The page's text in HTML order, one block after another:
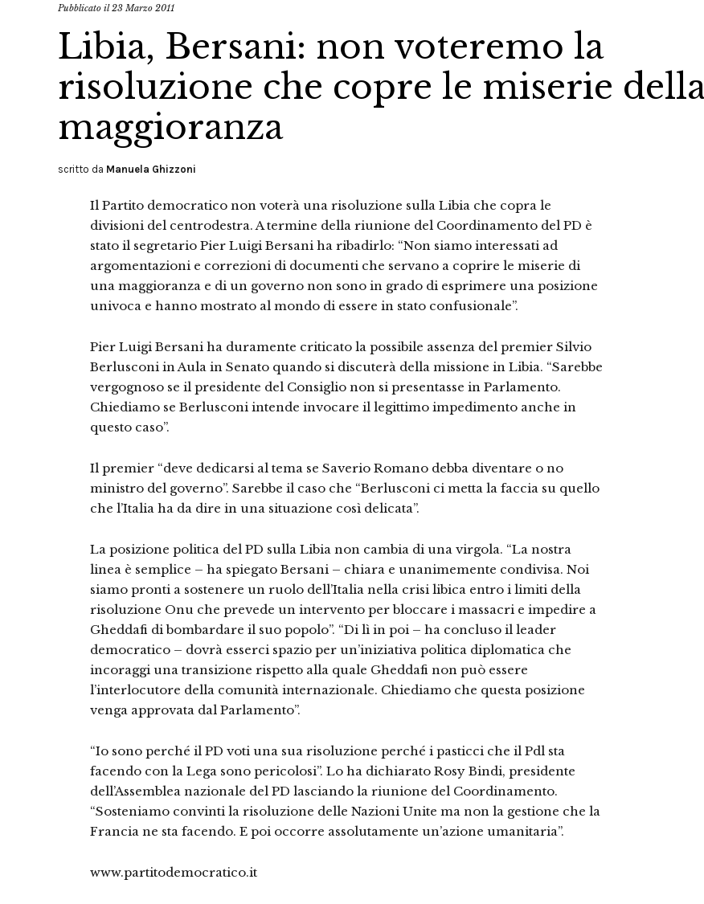
Pubblicato il23 Marzo 2011
Libia, Bersani: non voteremo la
risoluzione che copre le miserie
maggioranza
scritto da Manuela Ghizzoni
Il Partito democratico non voterà una risoluzione sulla Libia che copra le
divisioni del centrodestra. A termine della riunione del Coordinamento del PD è
stato il segretario Pier Luigi Bersani ha ribadirlo: “Non siamo interessati ad
argomentazioni e correzioni di documenti che servano a coprire le miserie di
una maggioranza e di un governo non sono in grado di esprimere una posizione
univoca e hanno mostrato al mondo di essere in stato confusionale”.
Pier Luigi Bersani ha duramente criticato la possibile assenza del premier Silvio
Berlusconi in Aula in Senato quando si discuterà della missione in Libia. “Sarebbe
vergognoso se il presidente del Consiglio non si presentasse in Parlamento.
Chiediamo se Berlusconi intende invocare il legittimo impedimento anche in
questo caso”.
Il premier “deve dedicarsi al tema se Saverio Romano debba diventare o no
ministro del governo”. Sarebbe il caso che “Berlusconi ci metta la faccia su quello
che l’Italia ha da dire in una situazione così delicata”.
La posizione politica del PD sulla Libia non cambia di una virgola. “La nostra
linea è semplice – ha spiegato Bersani – chiara e unanimemente condivisa. Noi
siamo pronti a sostenere un ruolo dell’Italia nella crisi libica entro i limiti della
risoluzione Onu che prevede un intervento per bloccare i massacri e impedire a
Gheddafi di bombardare il suo popolo”. “Di lì in poi – ha concluso il leader
democratico – dovrà esserci spazio per un’iniziativa politica diplomatica che
incoraggi una transizione rispetto alla quale Gheddafi non può essere
l’interlocutore della comunità internazionale. Chiediamo che questa posizione
venga approvata dal Parlamento”.
“Io sono perché il PD voti una sua risoluzione perché i pasticci che il Pdl sta
facendo con la Lega sono pericolosi”. Lo ha dichiarato Rosy Bindi, presidente
dell’Assemblea nazionale del PD lasciando la riunione del Coordinamento.
“Sosteniamo convinti la risoluzione delle Nazioni Unite ma non la gestione che la
Francia ne sta facendo. E poi occorre assolutamente un’azione umanitaria”.
www.partitodemocratico.it